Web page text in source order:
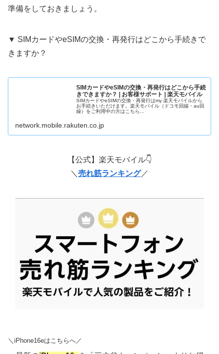
準備をしておきましょう。
▼ SIMカードやeSIMの交換・再発行はどこから手続きで
きますか？
SIMカードやeSIMの交換・再発行はどこから手続
きできますか？ | お客様サポート | 楽天モバイル
SIMカードやeSIMの交換・再発行はmy 楽天モバイルから
お手続きいただけます。楽天モバイル（ドコモ回線・au回
線）をご利用中の方はこちら...
network.mobile.rakuten.co.jp
【公式】楽天モバイル👇
＼ 売れ筋ランキング／
＼iPhone16eはこちらへ／